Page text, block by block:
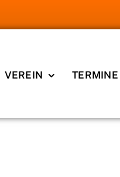
VEREIN TERMINE